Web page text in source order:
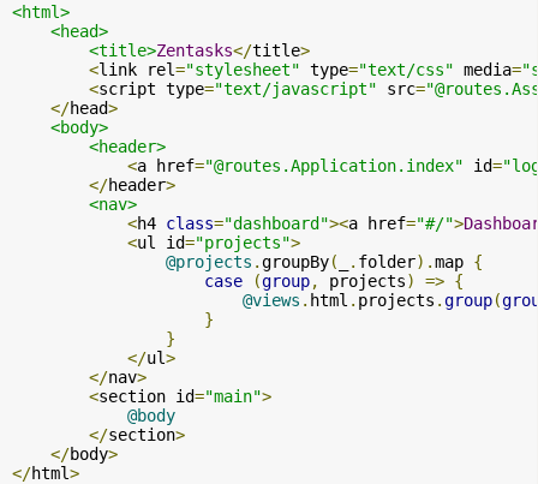
<html>
<head>
<title>Zentasks</title>
<link rel="stylesheet" type="text/css" media=
<script type="text/javascript" src=
</head>
<body>
<header>
<a href="@routes.Application.index" id=
</header>
<nav>
<h4 class="dashboard"><a href="#/">
<ul id="projects">
@projects .groupBy( . folder).map {
case
(group, projects) => {
@views . html . projects .group(
}
}
</ul>
</nav>
<section id="main">
@body
</section>
</body>
</html>